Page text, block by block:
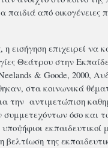
παιδιά από οικογένειες
εισήγηση επιχειρεί να
Θεάτρου στην
& Goode, 2000,
στα κοινωνικά
την αντιμετώπιση
όσο και
εκπαιδευτικοί
της